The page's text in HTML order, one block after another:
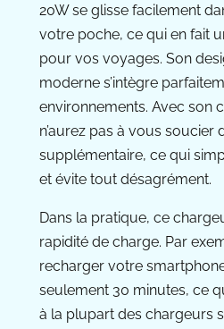
20W se glisse facilement
votre poche, ce qui en fait
pour vos voyages. Son
moderne s’intègre
environnements. Avec son
n’aurez pas à vous soucier
supplémentaire, ce qui
et évite tout désagrément.
Dans la pratique, ce
rapidité de charge. Par
recharger votre
seulement 30 minutes, ce
à la plupart des chargeurs